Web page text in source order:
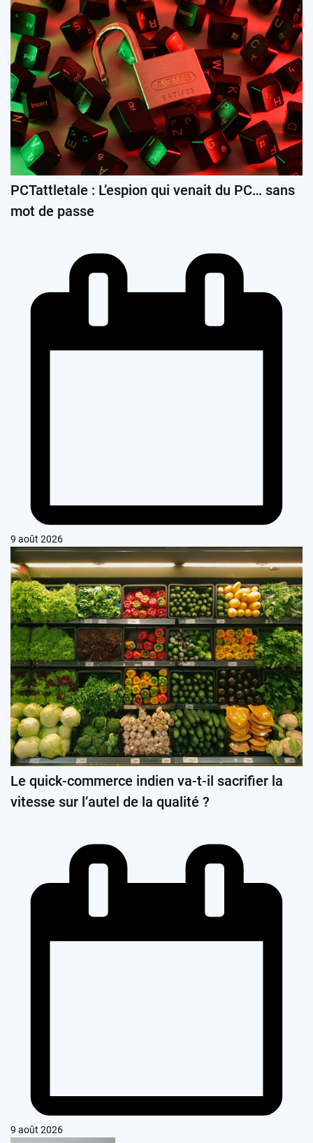
PCTattletale : L’espion qui venait du PC… sans
mot de passe
9 août 2026
Le quick-commerce indien va-t-il sacrifier la
vitesse sur l’autel de la qualité ?
9 août 2026